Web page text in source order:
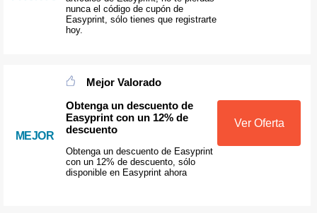
nunca el código de cupón de
Easyprint, sólo tienes que registrarte
hoy.
MEJOR
Mejor Valorado
Obtenga un descuento de
Easyprint con un 12% de
descuento
Obtenga un descuento de Easyprint
con un 12% de descuento, sólo
disponible en Easyprint ahora
Ver Oferta